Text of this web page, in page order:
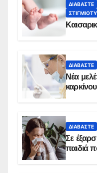
ΔΙΑΒΆΣΤΕ
ΔΙΑΒΆΣΤΕ
Νέα
ΔΙΑΒΆΣΤΕ
Σε
παιδιά